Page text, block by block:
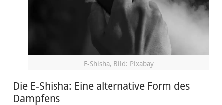
E-Shisha, Bild: Pixabay
Die E-Shisha: Eine alternative Form des
Dampfens